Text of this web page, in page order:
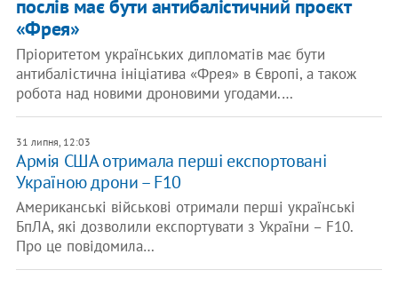
послів має бути антибалістичний проєкт
«Фрея»
Пріоритетом українських дипломатів має бути
антибалістична ініціатива «Фрея» в Європі, а також
робота над новими дроновими угодами.…
31 липня, 12:03
Армія США отримала перші експортовані
Україною дрони – F10
Американські військові отримали перші українські
БпЛА, які дозволили експортувати з України – F10.
Про це повідомила…